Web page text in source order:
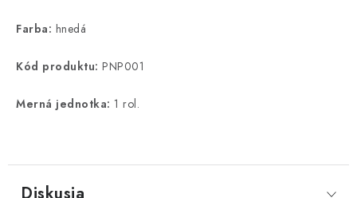
Farba: hnedá
Kód produktu: PNP001
Merná jednotka: 1 rol.